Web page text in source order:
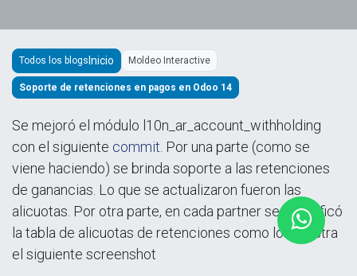
Todos los blogs Moldeo Interactive
Soporte de retenciones en pagos en Odoo 14
Se mejoró el módulo l10n_ar_account_withholding
con el siguiente commit . Por una parte (como se
viene haciendo) se brinda soporte a las retenciones
de ganancias. Lo que se actualizaron fueron las
alicuotas. Por otra parte, en cada partner se simplificó
la tabla de alicuotas de retenciones como lo muestra
el siguiente screenshot